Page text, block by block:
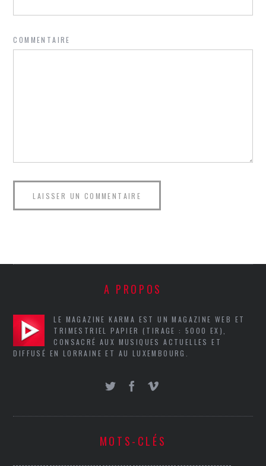
COMMENTAIRE
A PROPOS
LE MAGAZINE KARMA EST UN MAGAZINE WEB ET
TRIMESTRIEL PAPIER (TIRAGE : 5000 EX),
CONSACRÉ AUX MUSIQUES ACTUELLES ET
DIFFUSÉ EN LORRAINE ET AU LUXEMBOURG.
MOTS-CLÉS